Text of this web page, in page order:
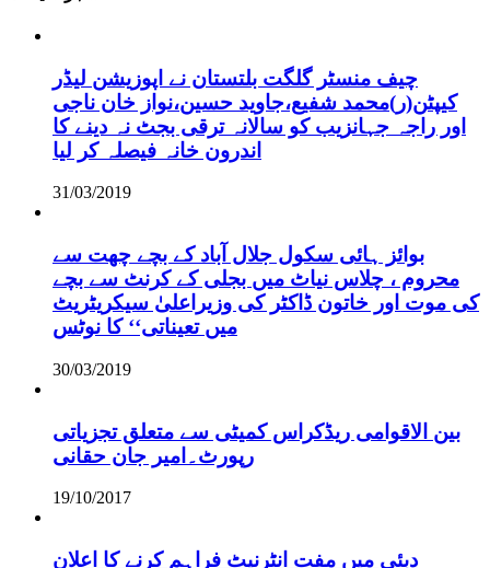
چیف منسٹر گلگت بلتستان نے اپوزیشن لیڈر
کیپٹن(ر)محمد شفیع،جاوید حسین،نواز خان ناجی
اور راجہ جہانزیب کو سالانہ ترقی بجٹ نہ دینے کا
اندرون خانہ فیصلہ کر لیا
31/03/2019
بوائز ہائی سکول جلال آباد کے بچے چھت سے
محروم ، چلاس نیاٹ میں بجلی کے کرنٹ سے بچے
کی موت اور خاتون ڈاکٹر کی وزیراعلیٰ سیکریٹریٹ
میں تعیناتی‘‘ کا نوٹس
30/03/2019
بین الاقوامی ریڈکراس کمیٹی سے متعلق تجزیاتی
رپورٹ۔امیر جان حقانی
19/10/2017
دبئی میں مفت انٹرنیٹ فراہم کرنے کا اعلان